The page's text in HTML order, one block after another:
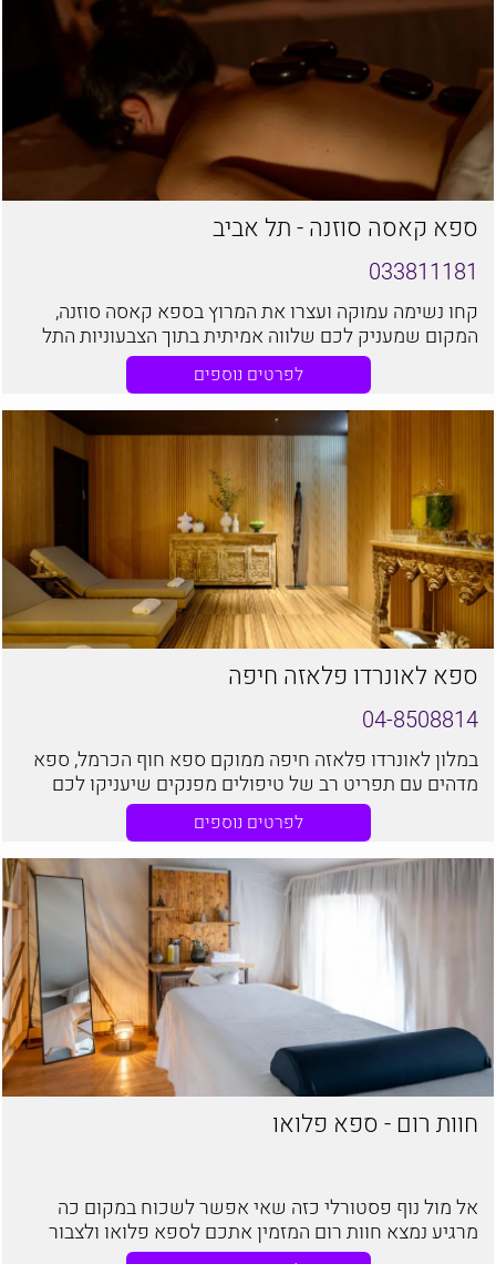
ספא קאסה סוזנה - תל אביב
033811181
קחו נשימה עמוקה ועצרו את המרוץ בספא קאסה סוזנה,
המקום שמעניק לכם שלווה אמיתית בתוך הצבעוניות התל
אביבית. ספא קאסה סוזנה מחכה לכם עם צוות המטפלים
המוסמך והקשוב שלנו.
לפרטים נוספים
ספא לאונרדו פלאזה חיפה
04-8508814
במלון לאונרדו פלאזה חיפה ממוקם ספא חוף הכרמל, ספא
מדהים עם תפריט רב של טיפולים מפנקים שיעניקו לכם
חווית ספא מושלמת
לפרטים נוספים
חוות רום - ספא פלואו
אל מול נוף פסטורלי כזה שאי אפשר לשכוח במקום כה
מרגיע נמצא חוות רום המזמין אתכם לספא פלואו ולצבור
אנרגיות וחוויות חדשות ומרגיעות